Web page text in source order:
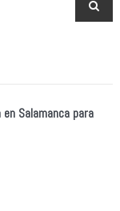
Salamanca para